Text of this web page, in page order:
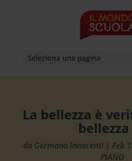
Seleziona una pagina
La bellezza è
bellezza
da Germano Innocenti | Feb
PIANO